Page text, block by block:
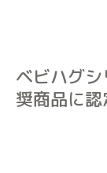
ベビハグ
奨商品に